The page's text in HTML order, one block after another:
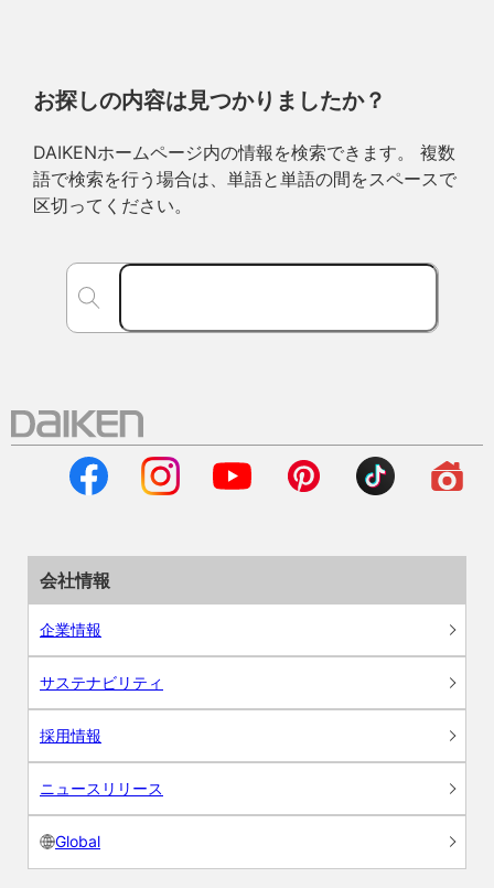
お探しの内容は見つかりましたか？
DAIKENホームページ内の情報を検索できます。 複数
語で検索を行う場合は、単語と単語の間をスペースで
区切ってください。
会社情報
企業情報
サステナビリティ
採用情報
ニュースリリース
Global